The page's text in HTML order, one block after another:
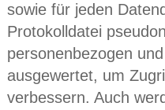
sowie für jeden
Protokolldatei
personenbezogen
ausgewertet, um
verbessern. Auch